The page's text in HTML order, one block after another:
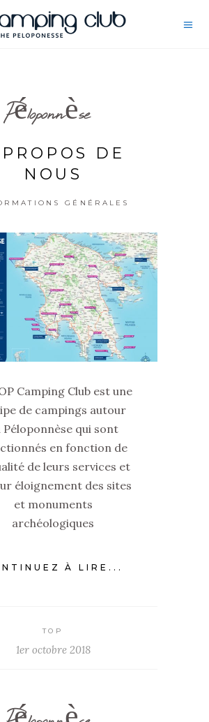
Péloponnèse
DE
NOUS
GÉNÉRALES
Camping Club est une
de campings autour
Péloponnèse qui sont
en fonction de
de leurs services et
éloignement des sites
et monuments
archéologiques
À LIRE...
TOP
1er octobre 2018